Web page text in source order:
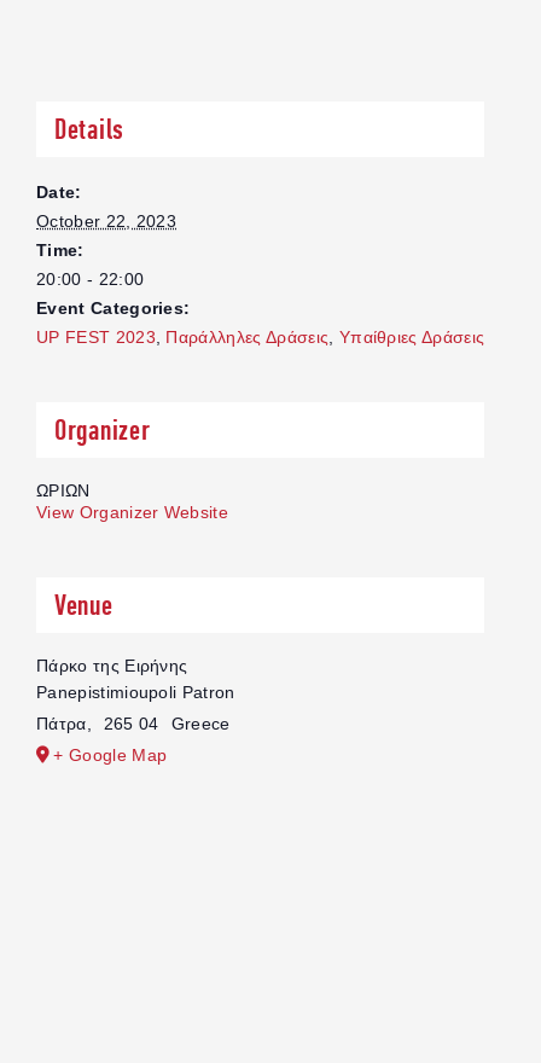
Details
Date:
October 22, 2023
Time:
20:00 - 22:00
Event Categories:
UP FEST 2023
Παράλληλες Δράσεις Υπαίθριες Δράσεις
Organizer
ΩΡΙΩΝ
View Organizer Website
Venue
Πάρκο της Ειρήνης
Panepistimioupoli Patron
Πάτρα
265 04
Greece
+ Google Map